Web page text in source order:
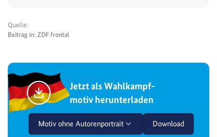
Quelle:
Beitrag in: ZDF frontal
Jetzt als Wahlkampf-
motiv herunterladen
Motiv ohne Autorenportrait Download